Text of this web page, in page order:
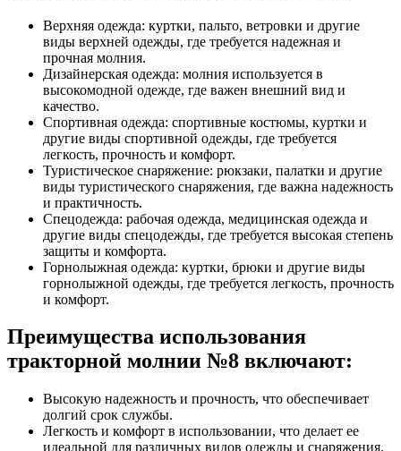
Верхняя одежда: куртки, пальто, ветровки и другие
виды верхней одежды, где требуется надежная и
прочная молния.
Дизайнерская одежда: молния используется в
высокомодной одежде, где важен внешний вид и
качество.
Спортивная одежда: спортивные костюмы, куртки и
другие виды спортивной одежды, где требуется
легкость, прочность и комфорт.
Туристическое снаряжение: рюкзаки, палатки и другие
виды туристического снаряжения, где важна надежность
и практичность.
Спецодежда: рабочая одежда, медицинская одежда и
другие виды спецодежды, где требуется высокая степень
защиты и комфорта.
Горнолыжная одежда: куртки, брюки и другие виды
горнолыжной одежды, где требуется легкость, прочность
и комфорт.
Преимущества использования
тракторной молнии №8 включают:
Высокую надежность и прочность, что обеспечивает
долгий срок службы.
Легкость и комфорт в использовании, что делает ее
идеальной для различных видов одежды и снаряжения.